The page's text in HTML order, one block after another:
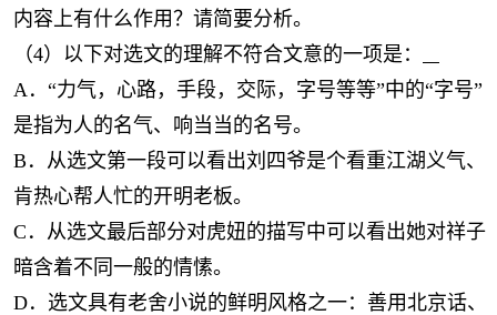
内容上有什么作用？请简要分析。
（4）以下对选文的理解不符合文意的一项是：
A．“力气，心路，手段，交际，字号等等”中的“字号”
是指为人的名气、响当当的名号。
B．从选文第一段可以看出刘四爷是个看重江湖义气、
肯热心帮人忙的开明老板。
C．从选文最后部分对虎妞的描写中可以看出她对祥子
暗含着不同一般的情愫。
D．选文具有老舍小说的鲜明风格之一：善用北京话、